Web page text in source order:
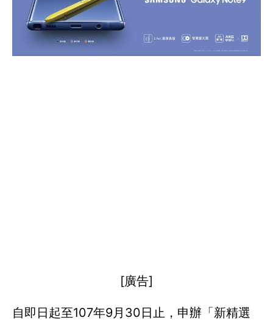
[廣告]
自即日起至107年9月30日止，申辦「新精選